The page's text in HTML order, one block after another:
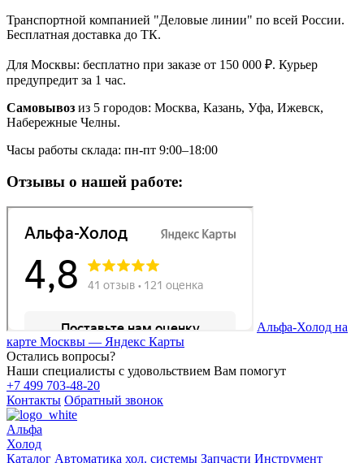
Транспортной компанией "Деловые линии" по всей России.
Бесплатная доставка до ТК.
Для Москвы: бесплатно при заказе от 150 000 ₽. Курьер
предупредит за 1 час.
Самовывоз из 5 городов: Москва, Казань, Уфа, Ижевск,
Набережные Челны.
Часы работы склада: пн-пт 9:00–18:00
Отзывы о нашей работе:
Альфа-Холод на
карте Москвы — Яндекс Карты
Остались вопросы?
Наши специалисты с удовольствием Вам помогут
+7 499 703-48-20
Контакты Обратный звонок
Альфа
Холод
Каталог Автоматика хол. системы Запчасти Инструмент